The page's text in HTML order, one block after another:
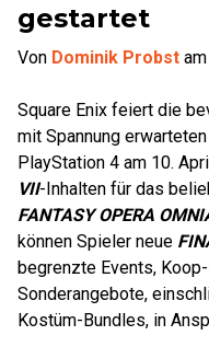
gestartet
Von Dominik Probst am
Square Enix feiert die
mit Spannung erwarteten
PlayStation 4 am 10.
VII-Inhalten für das
FANTASY OPERA
können Spieler neue
begrenzte Events,
Sonderangebote,
Kostüm-Bundles, in